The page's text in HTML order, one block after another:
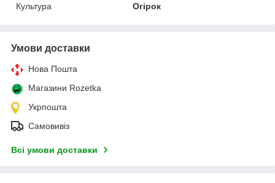
Культура
Огірок
Умови доставки
Нова Пошта
Магазини Rozetka
Укрпошта
Самовивіз
Всі умови доставки